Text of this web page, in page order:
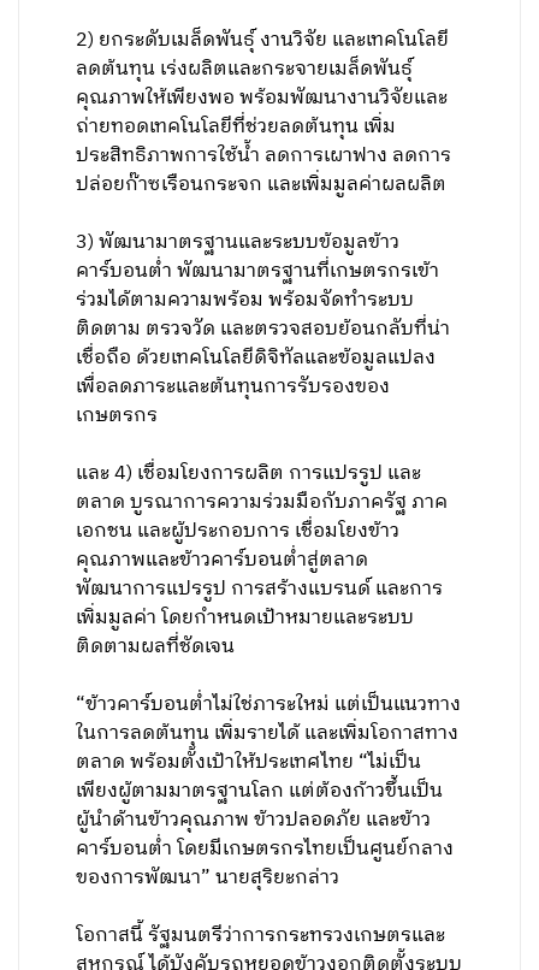
2) ยกระดับเมล็ดพันธุ์ งานวิจัย และเทคโนโลยี
ลดต้นทุน เร่งผลิตและกระจายเมล็ดพันธุ์
คุณภาพให้เพียงพอ พร้อมพัฒนางานวิจัยและ
ถ่ายทอดเทคโนโลยีที่ช่วยลดต้นทุน เพิ่ม
ประสิทธิภาพการใช้น้ำ ลดการเผาฟาง ลดการ
ปล่อยก๊าซเรือนกระจก และเพิ่มมูลค่าผลผลิต
3) พัฒนามาตรฐานและระบบข้อมูลข้าว
คาร์บอนต่ำ พัฒนามาตรฐานที่เกษตรกรเข้า
ร่วมได้ตามความพร้อม พร้อมจัดทำระบบ
ติดตาม ตรวจวัด และตรวจสอบย้อนกลับที่น่า
เชื่อถือ ด้วยเทคโนโลยีดิจิทัลและข้อมูลแปลง
เพื่อลดภาระและต้นทุนการรับรองของ
เกษตรกร
และ 4) เชื่อมโยงการผลิต การแปรรูป และ
ตลาด บูรณาการความร่วมมือกับภาครัฐ ภาค
เอกชน และผู้ประกอบการ เชื่อมโยงข้าว
คุณภาพและข้าวคาร์บอนต่ำสู่ตลาด
พัฒนาการแปรรูป การสร้างแบรนด์ และการ
เพิ่มมูลค่า โดยกำหนดเป้าหมายและระบบ
ติดตามผลที่ชัดเจน
“ข้าวคาร์บอนต่ำไม่ใช่ภาระใหม่ แต่เป็นแนวทาง
ในการลดต้นทุน เพิ่มรายได้ และเพิ่มโอกาสทาง
ตลาด พร้อมตั้งเป้าให้ประเทศไทย “ไม่เป็น
เพียงผู้ตามมาตรฐานโลก แต่ต้องก้าวขึ้นเป็น
ผู้นำด้านข้าวคุณภาพ ข้าวปลอดภัย และข้าว
คาร์บอนต่ำ โดยมีเกษตรกรไทยเป็นศูนย์กลาง
ของการพัฒนา” นายสุริยะกล่าว
โอกาสนี้ รัฐมนตรีว่าการกระทรวงเกษตรและ